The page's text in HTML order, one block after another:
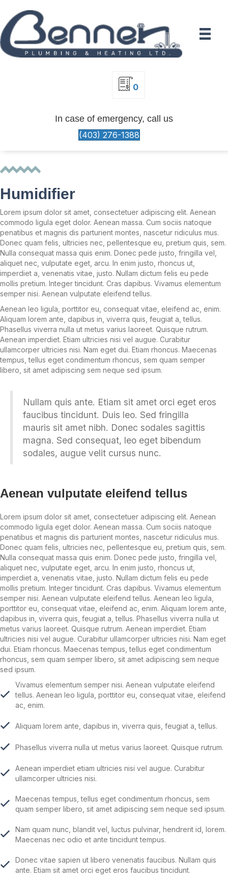
0
In case of emergency, call us
(403) 276-1388
Humidifier
Lorem ipsum dolor sit amet, consectetuer adipiscing elit. Aenean
commodo ligula eget dolor. Aenean massa. Cum sociis natoque
penatibus et magnis dis parturient montes, nascetur ridiculus mus.
Donec quam felis, ultricies nec, pellentesque eu, pretium quis, sem.
Nulla consequat massa quis enim. Donec pede justo, fringilla vel,
aliquet nec, vulputate eget, arcu. In enim justo, rhoncus ut,
imperdiet a, venenatis vitae, justo. Nullam dictum felis eu pede
mollis pretium. Integer tincidunt. Cras dapibus. Vivamus elementum
semper nisi. Aenean vulputate eleifend tellus.
Aenean leo ligula, porttitor eu, consequat vitae, eleifend ac, enim.
Aliquam lorem ante, dapibus in, viverra quis, feugiat a, tellus.
Phasellus viverra nulla ut metus varius laoreet. Quisque rutrum.
Aenean imperdiet. Etiam ultricies nisi vel augue. Curabitur
ullamcorper ultricies nisi. Nam eget dui. Etiam rhoncus. Maecenas
tempus, tellus eget condimentum rhoncus, sem quam semper
libero, sit amet adipiscing sem neque sed ipsum.
Nullam quis ante. Etiam sit amet orci eget eros
faucibus tincidunt. Duis leo. Sed fringilla
mauris sit amet nibh. Donec sodales sagittis
magna. Sed consequat, leo eget bibendum
sodales, augue velit cursus nunc.
Aenean vulputate eleifend tellus
Lorem ipsum dolor sit amet, consectetuer adipiscing elit. Aenean
commodo ligula eget dolor. Aenean massa. Cum sociis natoque
penatibus et magnis dis parturient montes, nascetur ridiculus mus.
Donec quam felis, ultricies nec, pellentesque eu, pretium quis, sem.
Nulla consequat massa quis enim. Donec pede justo, fringilla vel,
aliquet nec, vulputate eget, arcu. In enim justo, rhoncus ut,
imperdiet a, venenatis vitae, justo. Nullam dictum felis eu pede
mollis pretium. Integer tincidunt. Cras dapibus. Vivamus elementum
semper nisi. Aenean vulputate eleifend tellus. Aenean leo ligula,
porttitor eu, consequat vitae, eleifend ac, enim. Aliquam lorem ante,
dapibus in, viverra quis, feugiat a, tellus. Phasellus viverra nulla ut
metus varius laoreet. Quisque rutrum. Aenean imperdiet. Etiam
ultricies nisi vel augue. Curabitur ullamcorper ultricies nisi. Nam eget
dui. Etiam rhoncus. Maecenas tempus, tellus eget condimentum
rhoncus, sem quam semper libero, sit amet adipiscing sem neque
sed ipsum.
Vivamus elementum semper nisi. Aenean vulputate eleifend
tellus. Aenean leo ligula, porttitor eu, consequat vitae, eleifend
ac, enim.
Aliquam lorem ante, dapibus in, viverra quis, feugiat a, tellus.
Phasellus viverra nulla ut metus varius laoreet. Quisque rutrum.
Aenean imperdiet etiam ultricies nisi vel augue. Curabitur
ullamcorper ultricies nisi.
Maecenas tempus, tellus eget condimentum rhoncus, sem
quam semper libero, sit amet adipiscing sem neque sed ipsum.
Nam quam nunc, blandit vel, luctus pulvinar, hendrerit id, lorem.
Maecenas nec odio et ante tincidunt tempus.
Donec vitae sapien ut libero venenatis faucibus. Nullam quis
ante. Etiam sit amet orci eget eros faucibus tincidunt.